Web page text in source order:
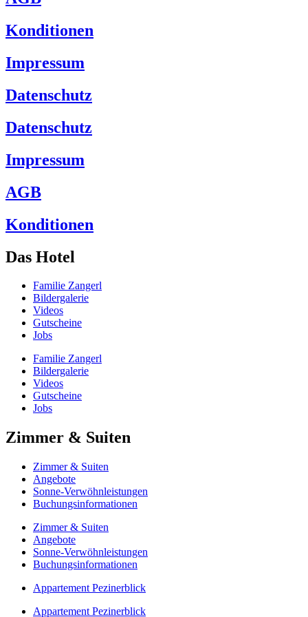
Konditionen
Impressum
Datenschutz
Datenschutz
Impressum
AGB
Konditionen
Das Hotel
Familie Zangerl
Bildergalerie
Videos
Gutscheine
Jobs
Familie Zangerl
Bildergalerie
Videos
Gutscheine
Jobs
Zimmer & Suiten
Zimmer & Suiten
Angebote
Sonne-Verwöhnleistungen
Buchungsinformationen
Zimmer & Suiten
Angebote
Sonne-Verwöhnleistungen
Buchungsinformationen
Appartement Pezinerblick
Appartement Pezinerblick